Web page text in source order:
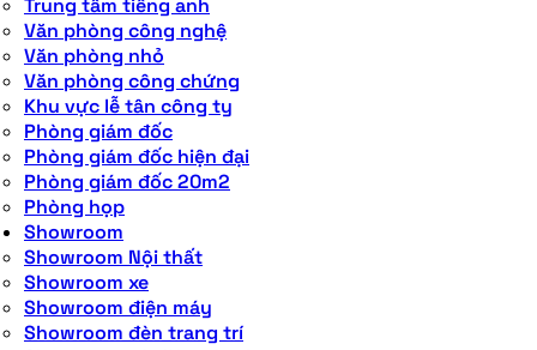
Trung tâm tiếng anh
Văn phòng công nghệ
Văn phòng nhỏ
Văn phòng công chứng
Khu vực lễ tân công ty
Phòng giám đốc
Phòng giám đốc hiện đại
Phòng giám đốc 20m2
Phòng họp
Showroom
Showroom Nội thất
Showroom xe
Showroom điện máy
Showroom đèn trang trí